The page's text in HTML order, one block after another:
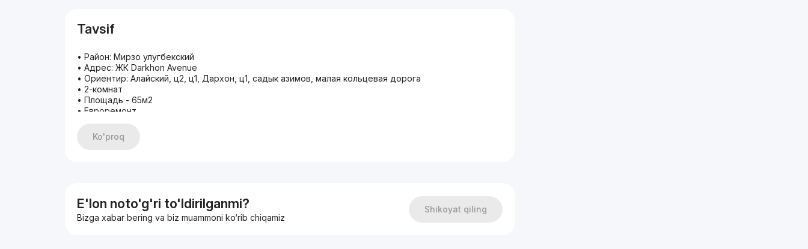
Tavsif
• Район: Мирзо улугбекский
• Адрес: ЖК Darkhon Avenue
• Ориентир: Алайский, ц2, ц1, Дархон, ц1, садык азимов, малая кольцевая дорога
• 2-комнат
• Площадь - 65м2
• Евроремонт
• Мебель Техника
Имеется более 20 000 объектов по всему городу Ташкент!
Экспертные решения в сфере
Ko'proq
E'lon noto'g'ri to'ldirilganmi?
Bizga xabar bering va biz muammoni ko‘rib chiqamiz
Shikoyat qiling